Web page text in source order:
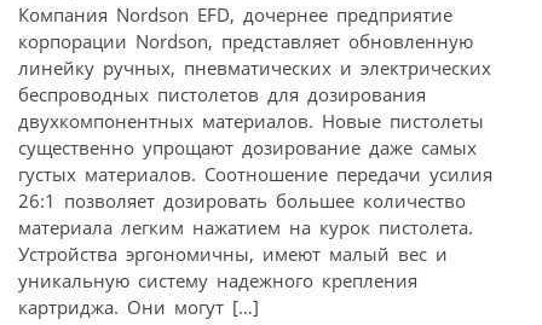
Компания Nordson EFD, дочернее предприятие
корпорации Nordson, представляет обновленную
линейку ручных, пневматических и электрических
беспроводных пистолетов для дозирования
двухкомпонентных материалов. Новые пистолеты
существенно упрощают дозирование даже самых
густых материалов. Соотношение передачи усилия
26:1 позволяет дозировать большее количество
материала легким нажатием на курок пистолета.
Устройства эргономичны, имеют малый вес и
уникальную систему надежного крепления
картриджа. Они могут […]